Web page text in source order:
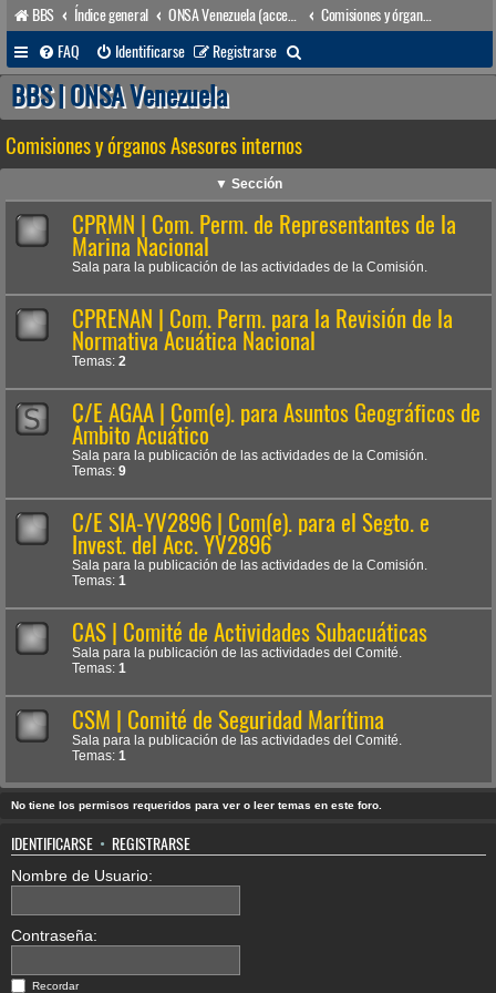
BBS Índice general ONSA Venezuela (acceso público)
Comisiones y órganos Asesores internos
FAQ
Identificarse Registrarse
u
a
r
BBS | ONSA Venezuela
Comisiones y órganos Asesores internos
▼ Sección
CPRMN | Com. Perm. de Representantes de la
Marina Nacional
Sala para la publicación de las actividades de la Comisión.
CPRENAN | Com. Perm. para la Revisión de la
Normativa Acuática Nacional
Temas: 2
C/E AGAA | Com(e). para Asuntos Geográficos de
Ámbito Acuático
Sala para la publicación de las actividades de la Comisión.
Temas: 9
C/E SIA-YV2896 | Com(e). para el Segto. e
Invest. del Acc. YV2896
Sala para la publicación de las actividades de la Comisión.
Temas: 1
CAS | Comité de Actividades Subacuáticas
Sala para la publicación de las actividades del Comité.
Temas: 1
CSM | Comité de Seguridad Marítima
Sala para la publicación de las actividades del Comité.
Temas: 1
No tiene los permisos requeridos para ver o leer temas en este foro.
IDENTIFICARSE • REGISTRARSE
Nombre de Usuario:
Contraseña:
Recordar